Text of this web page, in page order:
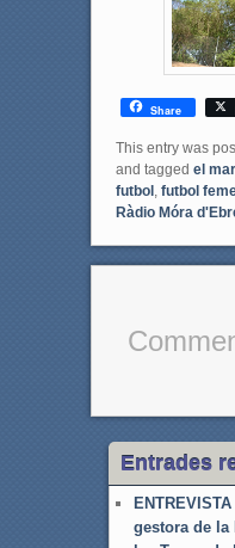
Share
This entry was
and tagged el
futbol , futbol
Ràdio Móra
Entrades
gestora de la